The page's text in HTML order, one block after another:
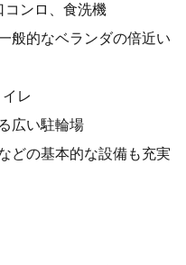
コンロ、食洗機
般的なベランダの倍近い
レ
広い駐輪場
どの基本的な設備も充実